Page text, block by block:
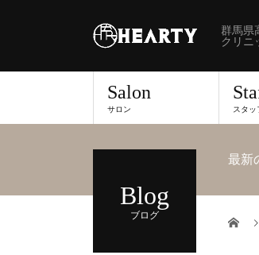
群馬県
クリニ
Salon
サロン スタッ
Blog
ブログ
最新